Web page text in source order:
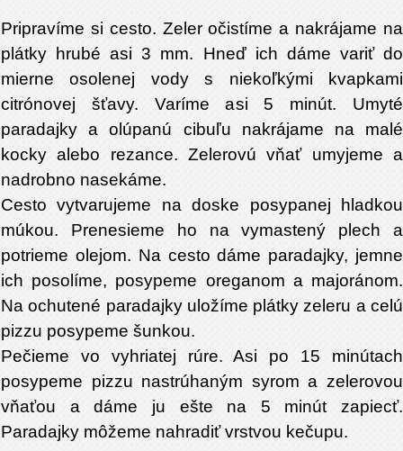
Pripravíme si cesto. Zeler očistíme a nakrájame na
plátky hrubé asi 3 mm. Hneď ich dáme variť do
mierne osolenej vody s niekoľkými kvapkami
citrónovej šťavy. Varíme asi 5 minút. Umyté
paradajky a olúpanú cibuľu nakrájame na malé
kocky alebo rezance. Zelerovú vňať umyjeme a
nadrobno nasekáme.
Cesto vytvarujeme na doske posypanej hladkou
múkou. Prenesieme ho na vymastený plech a
potrieme olejom. Na cesto dáme paradajky, jemne
ich posolíme, posypeme oreganom a majoránom.
Na ochutené paradajky uložíme plátky zeleru a celú
pizzu posypeme šunkou.
Pečieme vo vyhriatej rúre. Asi po 15 minútach
posypeme pizzu nastrúhaným syrom a zelerovou
vňaťou a dáme ju ešte na 5 minút zapiecť.
Paradajky môžeme nahradiť vrstvou kečupu.